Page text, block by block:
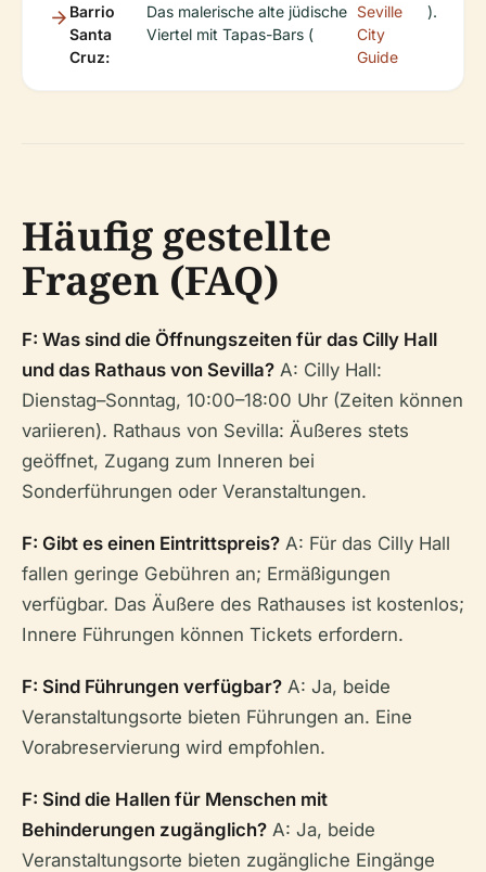
Barrio
Santa
Cruz:
Das malerische alte jüdische
Viertel mit Tapas-Bars (
Seville
City
Guide
).
Häufig gestellte
Fragen (FAQ)
F: Was sind die Öffnungszeiten für das Cilly Hall
und das Rathaus von Sevilla? A: Cilly Hall:
Dienstag–Sonntag, 10:00–18:00 Uhr (Zeiten können
variieren). Rathaus von Sevilla: Äußeres stets
geöffnet, Zugang zum Inneren bei
Sonderführungen oder Veranstaltungen.
F: Gibt es einen Eintrittspreis? A: Für das Cilly Hall
fallen geringe Gebühren an; Ermäßigungen
verfügbar. Das Äußere des Rathauses ist kostenlos;
Innere Führungen können Tickets erfordern.
F: Sind Führungen verfügbar? A: Ja, beide
Veranstaltungsorte bieten Führungen an. Eine
Vorabreservierung wird empfohlen.
F: Sind die Hallen für Menschen mit
Behinderungen zugänglich? A: Ja, beide
Veranstaltungsorte bieten zugängliche Eingänge